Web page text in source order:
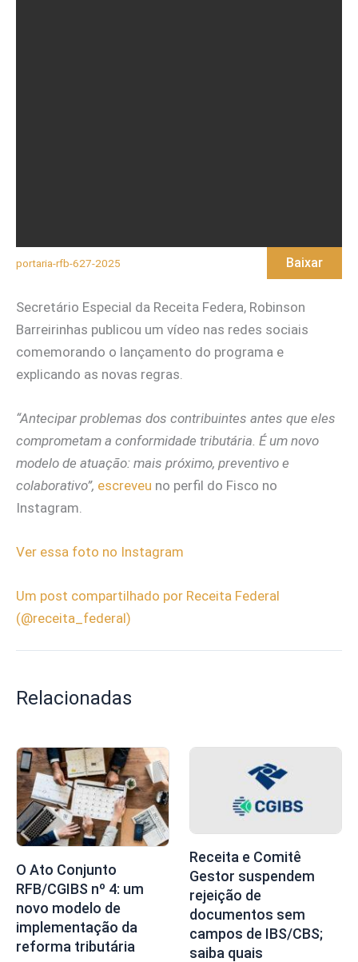
portaria-rfb-627-2025 Baixar
Secretário Especial da Receita Federa, Robinson
Barreirinhas publicou um vídeo nas redes sociais
comemorando o lançamento do programa e
explicando as novas regras.
“Antecipar problemas dos contribuintes antes que eles
comprometam a conformidade tributária. É um novo
modelo de atuação: mais próximo, preventivo e
colaborativo”, escreveu no perfil do Fisco no
Instagram.
Ver essa foto no Instagram
Um post compartilhado por Receita Federal
(@receita_federal)
Relacionadas
O Ato Conjunto
RFB/CGIBS nº 4: um
novo modelo de
implementação da
reforma tributária
Receita e Comitê
Gestor suspendem
rejeição de
documentos sem
campos de IBS/CBS;
saiba quais